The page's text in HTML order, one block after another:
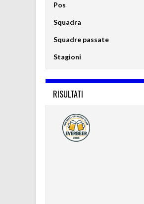
Pos
Squadra
Squadre passate
Stagioni
RISULTATI